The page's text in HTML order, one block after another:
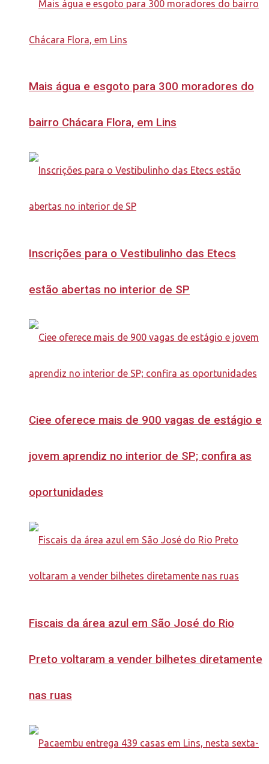
Mais água e esgoto para 300 moradores do
bairro Chácara Flora, em Lins
Inscrições para o Vestibulinho das Etecs
estão abertas no interior de SP
Ciee oferece mais de 900 vagas de estágio e
jovem aprendiz no interior de SP; confira as
oportunidades
Fiscais da área azul em São José do Rio
Preto voltaram a vender bilhetes diretamente
nas ruas